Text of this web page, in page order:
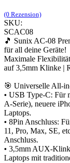
(0 Rezension)
SKU:
SCAC08
🎵 Sunix AC-08
für all deine Geräte!
Maximale
auf 3,5mm Klinke |
🎯 Universelle All-
• USB Type-C: Für
A-Serie), neuere
Laptops.
• 8Pin Anschluss:
11, Pro, Max, SE,
Anschluss.
• 3,5mm AUX-
Laptops mit